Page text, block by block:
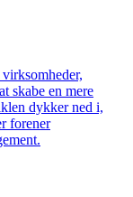
skabe en mere
dykker ned i,
forener